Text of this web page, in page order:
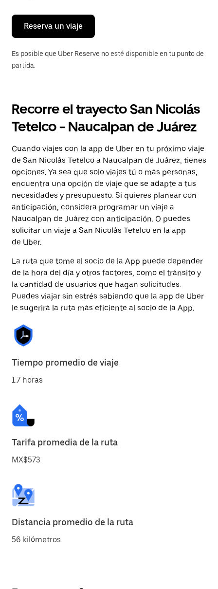
Reserva un viaje
Es posible que Uber Reserve no esté disponible en tu punto de
partida.
Recorre el trayecto San Nicolás
Tetelco - Naucalpan de Juárez
Cuando viajes con la app de Uber en tu próximo viaje
de San Nicolás Tetelco a Naucalpan de Juárez, tienes
opciones. Ya sea que solo viajes tú o más personas,
encuentra una opción de viaje que se adapte a tus
necesidades y presupuesto. Si quieres planear con
anticipación, considera programar un viaje a
Naucalpan de Juárez con anticipación. O puedes
solicitar un viaje a San Nicolás Tetelco en la app
de Uber.
La ruta que tome el socio de la App puede depender
de la hora del día y otros factores, como el tránsito y
la cantidad de usuarios que hagan solicitudes.
Puedes viajar sin estrés sabiendo que la app de Uber
le sugerirá la ruta más eficiente al socio de la App.
Tiempo promedio de viaje
1.7 horas
Tarifa promedia de la ruta
MX$573
Distancia promedio de la ruta
56 kilómetros